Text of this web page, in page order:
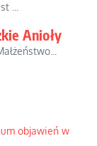
...
Anioły